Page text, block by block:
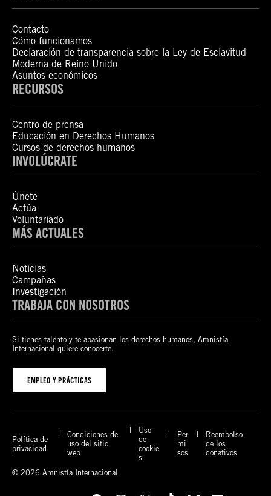
Contacto
Cómo funcionamos
Declaración de transparencia sobre la Ley de Esclavitud
Moderna de Reino Unido
Asuntos económicos
RECURSOS
Centro de prensa
Educación en Derechos Humanos
Cursos de derechos humanos
INVOLÚCRATE
Únete
Actúa
Voluntariado
MÁS ACTUALES
Noticias
Campañas
Investigación
TRABAJA CON NOSOTROS
Si tienes talento y te apasionan los derechos humanos, Amnistía
Internacional quiere conocerte.
EMPLEO Y PRÁCTICAS
Política de
privacidad
Condiciones de
uso del sitio
web
Uso
de
cookie
s
Per
mi
sos
Reembolso
de los
donativos
© 2026 Amnistía Internacional